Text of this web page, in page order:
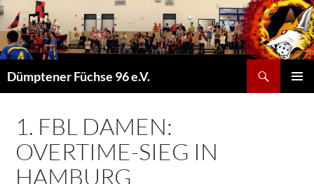
Dümptener Füchse 96 e.V.
SPRINGEN
1. FBL DAMEN:
OVERTIME-SIEG IN
HAMBURG